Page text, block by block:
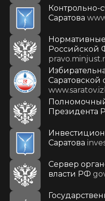
Контрольно-
Саратова
Российской
Саратовской
Президента
Саратова
Сервер
власти РФ